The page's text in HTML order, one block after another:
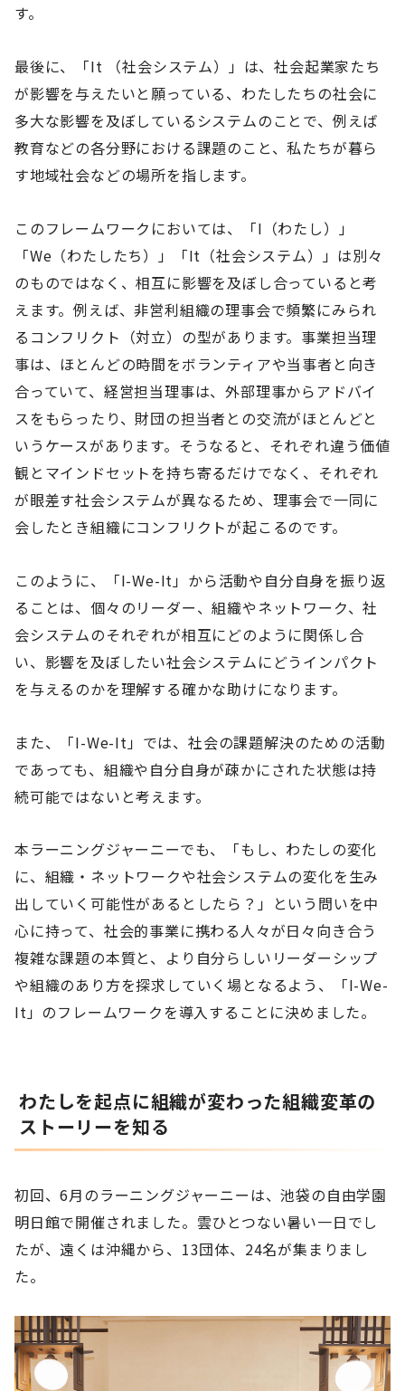
す。
最後に、「It （社会システム）」は、社会起業家たち
が影響を与えたいと願っている、わたしたちの社会に
多大な影響を及ぼしているシステムのことで、例えば
教育などの各分野における課題のこと、私たちが暮ら
す地域社会などの場所を指します。
このフレームワークにおいては、「I（わたし）」
「We（わたしたち）」「It（社会システム）」は別々
のものではなく、相互に影響を及ぼし合っていると考
えます。例えば、非営利組織の理事会で頻繁にみられ
るコンフリクト（対立）の型があります。事業担当理
事は、ほとんどの時間をボランティアや当事者と向き
合っていて、経営担当理事は、外部理事からアドバイ
スをもらったり、財団の担当者との交流がほとんどと
いうケースがあります。そうなると、それぞれ違う価値
観とマインドセットを持ち寄るだけでなく、それぞれ
が眼差す社会システムが異なるため、理事会で一同に
会したとき組織にコンフリクトが起こるのです。
このように、「I-We-It」から活動や自分自身を振り返
ることは、個々のリーダー、組織やネットワーク、社
会システムのそれぞれが相互にどのように関係し合
い、影響を及ぼしたい社会システムにどうインパクト
を与えるのかを理解する確かな助けになります。
また、「I-We-It」では、社会の課題解決のための活動
であっても、組織や自分自身が疎かにされた状態は持
続可能ではないと考えます。
本ラーニングジャーニーでも、「もし、わたしの変化
に、組織・ネットワークや社会システムの変化を生み
出していく可能性があるとしたら？」という問いを中
心に持って、社会的事業に携わる人々が日々向き合う
複雑な課題の本質と、より自分らしいリーダーシップ
や組織のあり方を探求していく場となるよう、「I-We-
It」のフレームワークを導入することに決めました。
わたしを起点に組織が変わった組織変革の
ストーリーを知る
初回、6月のラーニングジャーニーは、池袋の自由学園
明日館で開催されました。雲ひとつない暑い一日でし
たが、遠くは沖縄から、13団体、24名が集まりまし
た。